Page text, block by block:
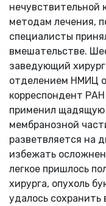
нечувствительной
методам лечения,
специалисты
вмешательстве.
заведующий
отделением НМИЦ
корреспондент
применил щадящую
мембранозной
разветвляется на
избежать
легкое пришлось
хирурга, опухоль
удалось